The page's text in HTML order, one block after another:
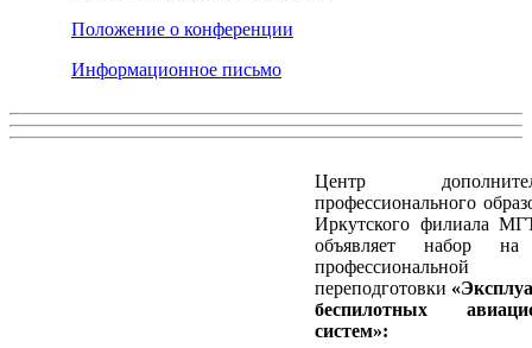
Положение о конференции
Информационное письмо
Центр
профессионального
Иркутского филиала
объявляет набор
профессиональной
переподготовки
беспилотных
систем»: